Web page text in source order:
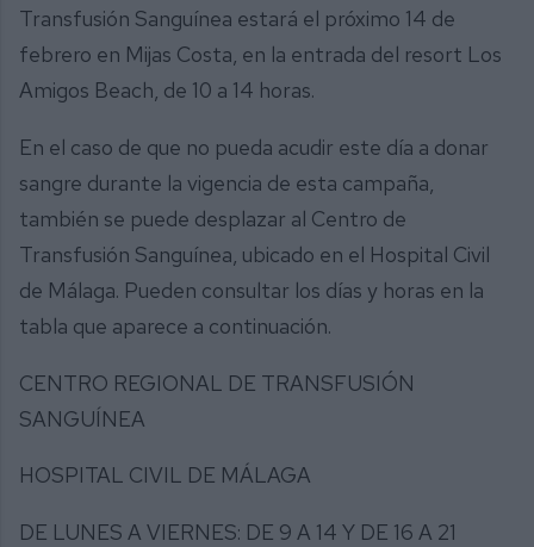
Transfusión Sanguínea estará el próximo 14 de
febrero en Mijas Costa, en la entrada del resort Los
Amigos Beach, de 10 a 14 horas.
En el caso de que no pueda acudir este día a donar
sangre durante la vigencia de esta campaña,
también se puede desplazar al Centro de
Transfusión Sanguínea, ubicado en el Hospital Civil
de Málaga. Pueden consultar los días y horas en la
tabla que aparece a continuación.
CENTRO REGIONAL DE TRANSFUSIÓN
SANGUÍNEA
HOSPITAL CIVIL DE MÁLAGA
DE LUNES A VIERNES: DE 9 A 14 Y DE 16 A 21